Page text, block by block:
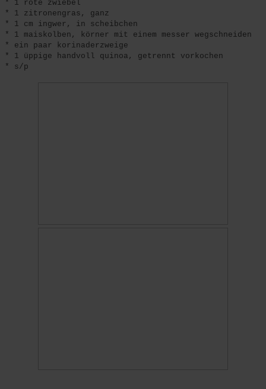
* 1 rote zwiebel
* 1 zitronengras, ganz
* 1 cm ingwer, in scheibchen
* 1 maiskolben, körner mit einem messer wegschneiden
* ein paar korinaderzweige
* 1 üppige handvoll quinoa, getrennt vorkochen
* s/p